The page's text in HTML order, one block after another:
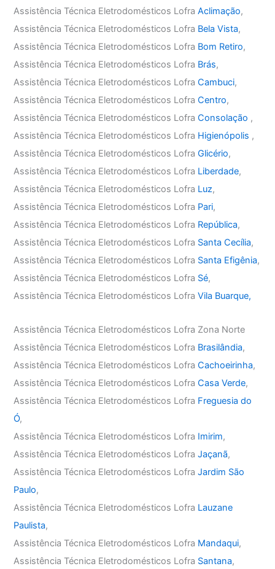
Assistência Técnica Eletrodomésticos LofraAclimação,
Assistência Técnica Eletrodomésticos Lofra Bela Vista,
Assistência Técnica Eletrodomésticos Lofra Bom Retiro,
Assistência Técnica Eletrodomésticos Lofra Brás,
Assistência Técnica Eletrodomésticos LofraCambuci,
Assistência Técnica Eletrodomésticos LofraCentro,
Assistência Técnica Eletrodomésticos LofraConsolação ,
Assistência Técnica Eletrodomésticos Lofra Higienópolis ,
Assistência Técnica Eletrodomésticos LofraGlicério,
Assistência Técnica Eletrodomésticos Lofra Liberdade,
Assistência Técnica Eletrodomésticos Lofra Luz,
Assistência Técnica Eletrodomésticos Lofra Pari,
Assistência Técnica Eletrodomésticos Lofra República,
Assistência Técnica Eletrodomésticos Lofra Santa Cecília,
Assistência Técnica Eletrodomésticos Lofra Santa Efigênia,
Assistência Técnica Eletrodomésticos Lofra Sé,
Assistência Técnica Eletrodomésticos LofraVila Buarque,
Assistência Técnica Eletrodomésticos Lofra Zona Norte
Assistência Técnica Eletrodomésticos Lofra Brasilândia,
Assistência Técnica Eletrodomésticos LofraCachoeirinha,
Assistência Técnica Eletrodomésticos LofraCasa Verde,
Assistência Técnica Eletrodomésticos Lofra Freguesia do
Ó,
Assistência Técnica Eletrodomésticos Lofra Imirim,
Assistência Técnica Eletrodomésticos LofraJaçanã,
Assistência Técnica Eletrodomésticos LofraJardim São
Paulo,
Assistência Técnica Eletrodomésticos Lofra Lauzane
Paulista,
Assistência Técnica Eletrodomésticos Lofra Mandaqui,
Assistência Técnica Eletrodomésticos Lofra Santana,